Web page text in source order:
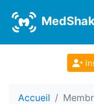
Accueil